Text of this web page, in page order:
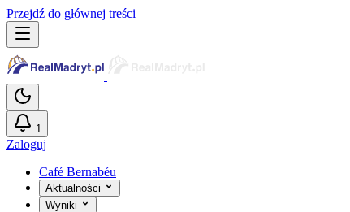
Przejdź do głównej treści
1
Zaloguj
Café Bernabéu
Aktualności
Wyniki